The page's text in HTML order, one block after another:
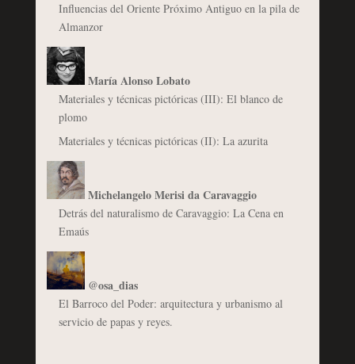
Influencias del Oriente Próximo Antiguo en la pila de
Almanzor
María Alonso Lobato
Materiales y técnicas pictóricas (III): El blanco de
plomo
Materiales y técnicas pictóricas (II): La azurita
Michelangelo Merisi da Caravaggio
Detrás del naturalismo de Caravaggio: La Cena en
Emaús
@osa_dias
El Barroco del Poder: arquitectura y urbanismo al
servicio de papas y reyes.